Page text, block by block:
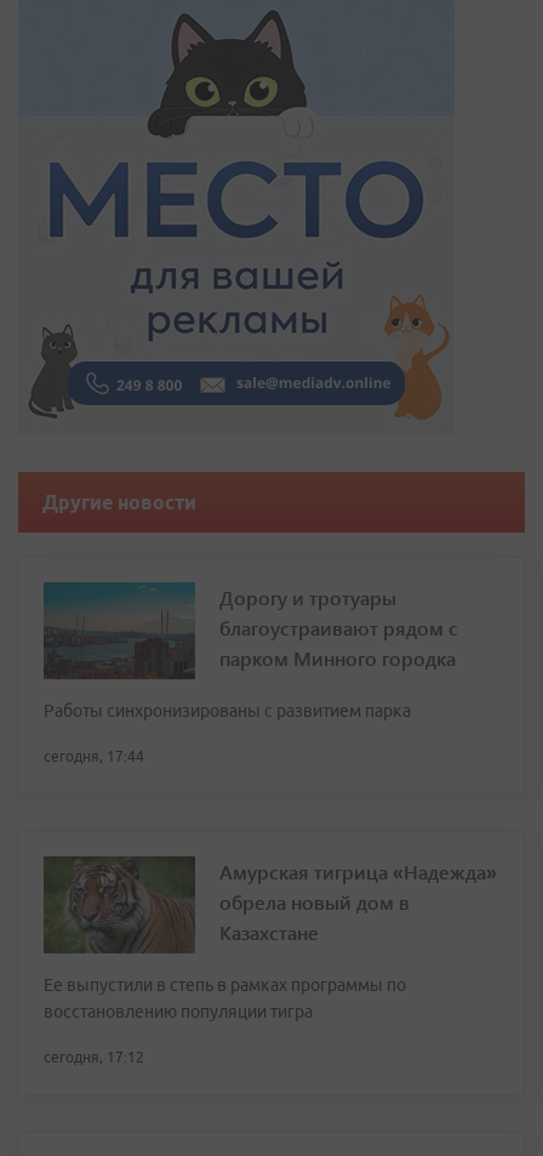
Другие новости
Дорогу и тротуары
благоустраивают рядом с
парком Минного городка
Работы синхронизированы с развитием парка
сегодня, 17:44
Амурская тигрица «Надежда»
обрела новый дом в
Казахстане
Ее выпустили в степь в рамках программы по
восстановлению популяции тигра
сегодня, 17:12